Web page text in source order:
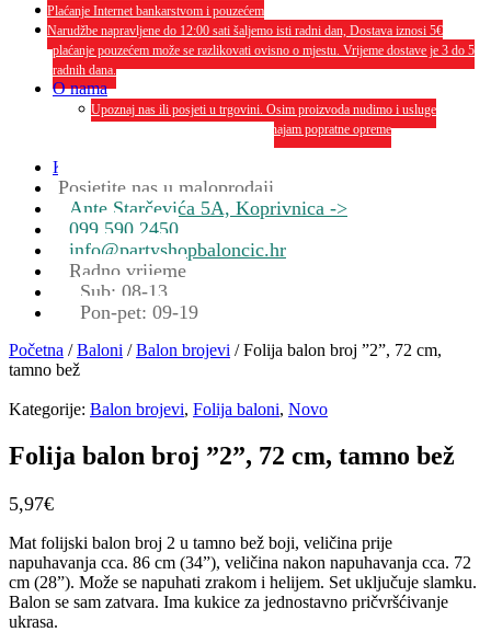
Plaćanje Internet bankarstvom i pouzećem
Narudžbe napravljene do 12:00 sati šaljemo isti radni dan, Dostava iznosi 5€
plaćanje pouzećem može se razlikovati ovisno o mjestu. Vrijeme dostave je 3 do 5
radnih dana.
O nama
Upoznaj nas ili posjeti u trgovini. Osim proizvoda nudimo i usluge
dekoriranja interijera i eksterija te najam popratne opreme
Kontakt
Posjetite nas u maloprodaji
Ante Starčevića 5A, Koprivnica ->
099 590 2450
info@partyshopbaloncic.hr
Radno vrijeme
Sub: 08-13
Pon-pet: 09-19
Početna /Baloni /Balon brojevi / Folija balon broj ”2”, 72 cm,
tamno bež
Kategorije: Balon brojevi, Folija baloni, Novo
Folija balon broj ”2”, 72 cm, tamno bež
5,97€
Mat folijski balon broj 2 u tamno bež boji, veličina prije
napuhavanja cca. 86 cm (34”), veličina nakon napuhavanja cca. 72
cm (28”). Može se napuhati zrakom i helijem. Set uključuje slamku.
Balon se sam zatvara. Ima kukice za jednostavno pričvršćivanje
ukrasa.